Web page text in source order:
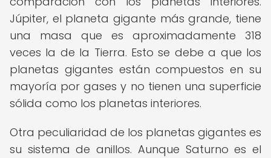
Júpiter, el planeta gigante más grande, tiene
una masa que es aproximadamente 318
veces la de la Tierra. Esto se debe a que los
planetas gigantes están compuestos en su
mayoría por gases y no tienen una superficie
sólida como los planetas interiores.
Otra peculiaridad de los planetas gigantes es
su sistema de anillos. Aunque Saturno es el